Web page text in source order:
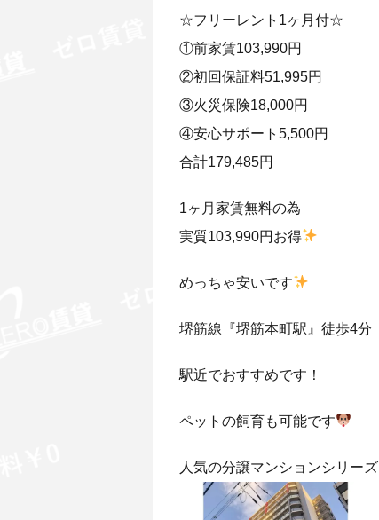
☆フリーレント1ヶ月付☆
①前家賃103,990円
②初回保証料51,995円
③火災保険18,000円
④安心サポート5,500円
合計179,485円
1ヶ月家賃無料の為
実質103,990円お得
めっちゃ安いです
堺筋線『堺筋本町駅』徒歩4分
駅近でおすすめです！
ペットの飼育も可能です
人気の分譲マンションシリーズ